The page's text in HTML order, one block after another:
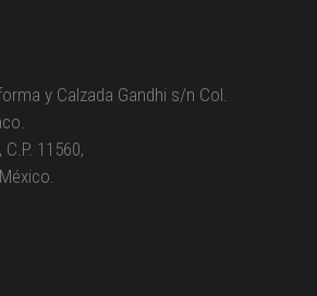
y Calzada Gandhi s/n Col.
11560,